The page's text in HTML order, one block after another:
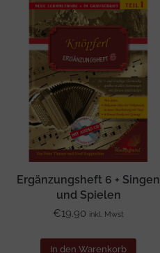
Ergänzungsheft 6 + Singen
und Spielen
€19.90 inkl. Mwst
In den Warenkorb